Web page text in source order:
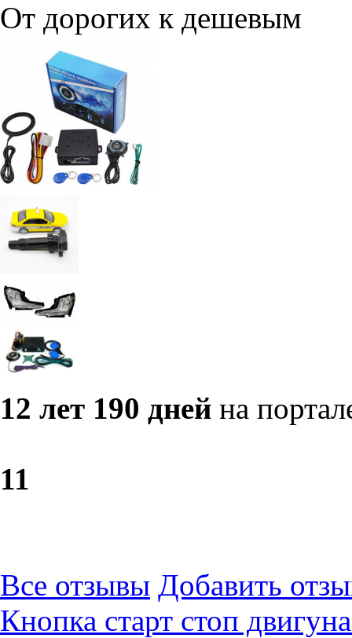
От дорогих к дешевым
12 лет 190 дней на
11
Все отзывы Добавить
Кнопка старт стоп